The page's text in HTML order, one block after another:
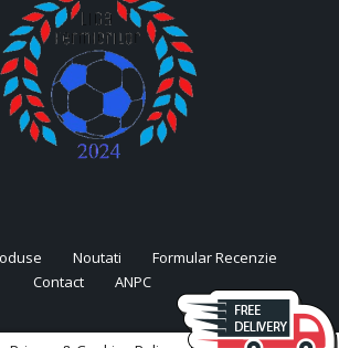
Noutati
Formular Recenzie
Contact
ANPC